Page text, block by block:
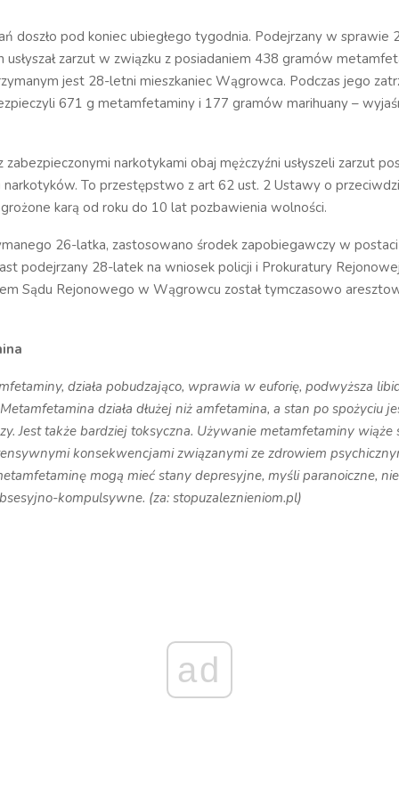
doszło pod koniec ubiegłego tygodnia. Podejrzany w sprawie
usłyszał zarzut w związku z posiadaniem 438 gramów
jest 28-letni mieszkaniec Wągrowca. Podczas jego
671 g metamfetaminy i 177 gramów marihuany –
zabezpieczonymi narkotykami obaj mężczyźni usłyszeli zarzut
narkotyków. To przestępstwo z art 62 ust. 2 Ustawy o
karą od roku do 10 lat pozbawienia wolności.
26-latka, zastosowano środek zapobiegawczy w
podejrzany 28-latek na wniosek policji i Prokuratury
Sądu Rejonowego w Wągrowcu został tymczasowo
działa pobudzająco, wprawia w euforię, podwyższa
działa dłużej niż amfetamina, a stan po spożyciu
Jest także bardziej toksyczna. Używanie metamfetaminy wiąże
konsekwencjami związanymi ze zdrowiem
mogą mieć stany depresyjne, myśli paranoiczne,
kompulsywne. (za: stopuzaleznieniom.pl)
ad